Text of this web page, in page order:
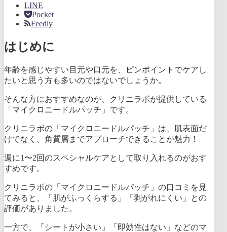
LINE
Pocket
Feedly
はじめに
年齢を感じやすい目元や口元を、ピンポイントでケアし
たいと思う方も多いのではないでしょうか。
そんな方におすすめなのが、クリニラボが提供している
「マイクロニードルパッチ」です。
クリニラボの「マイクロニードルパッチ」は、肌表面だ
けでなく、角質層までアプローチできることが魅力！
週に1〜2回のスペシャルケアとして取り入れるのがおす
すめです。
クリニラボの「マイクロニードルパッチ」の口コミを見
てみると、「肌がふっくらする」「剥がれにくい」との
評価がありました。
一方で、「シートが小さい」「即効性はない」などのマ